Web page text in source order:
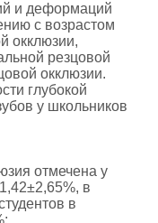
и деформаций
с возрастом
окклюзии,
резцовой
окклюзии.
глубокой
у школьников
отмечена у
в
в